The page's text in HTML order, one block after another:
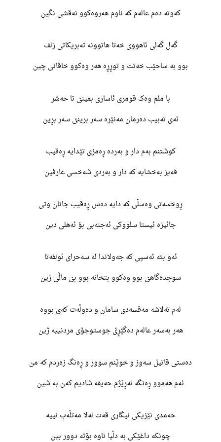
کەوتە دەم عالەم کە ناوم هەروەکوو نەقشی نگین
گەل گەلی ئاهووی خەتا هاتوونە تەبریکاتی زلف
بوو بە ساحێب خەتت و توڕڕە هەر وەکوو خاقانی چین
با ملم وەک قومری ئاساری بمینێ تا حەشر
ئەی تەبیب دەرمان مەنێرە سەر برینێ سەر بڕین
کوشتنم بەم دار و بەردە ڕەمزی تێدایە ڕەقیب
فەیز بەخشایە کە دار و بەردی شەخسی عارفین
ڕوخسەتی وەسڵی کە دایە دەس ڕەقیب جانان وتی
جائیزە ئیستا سلووکی ئەجنەبی بۆ ئەهلی دین
ئەو بتە ئەسپی کە جەولاندا لە سەحرای ئولفەتا
سوجدەگاهێ بوو وەکوو بتخانە بوو بێ ماڵی زین
لەم تەلاشە مەقسەدی سامان و دەوڵەت کەی بووە
هەر بەسەر عالەم دەگێڕێ جوستوجۆی مردنییە ژین
دەستی قاتیل سەوز و خوێنم سوور و ڕەنگ زەردم کە من
ئەم هەموو ڕەنگە ئەڕێژم حەیفە شادیم کەن بە شین
حەمدی نێزیکی نیگاری قەت لەلا مەتڵەب نییە
چونکە داغێکی بە دڵیا ناوە بۆتە دوور بین